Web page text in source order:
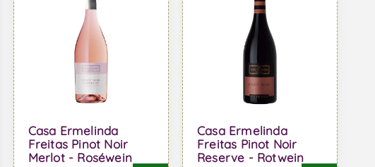
Casa Ermelinda
Freitas Pinot Noir
Merlot - Roséwein
Casa Ermelinda
Freitas Pinot Noir
Reserve - Rotwein